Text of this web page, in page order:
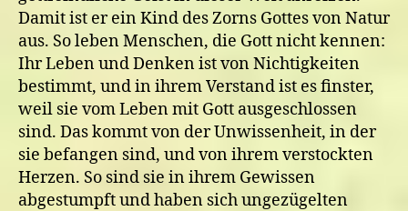
Damit ist er ein Kind des Zorns Gottes von Natur
aus. So leben Menschen, die Gott nicht kennen:
Ihr Leben und Denken ist von Nichtigkeiten
bestimmt, und in ihrem Verstand ist es finster,
weil sie vom Leben mit Gott ausgeschlossen
sind. Das kommt von der Unwissenheit, in der
sie befangen sind, und von ihrem verstockten
Herzen. So sind sie in ihrem Gewissen
abgestumpft und haben sich ungezügelten